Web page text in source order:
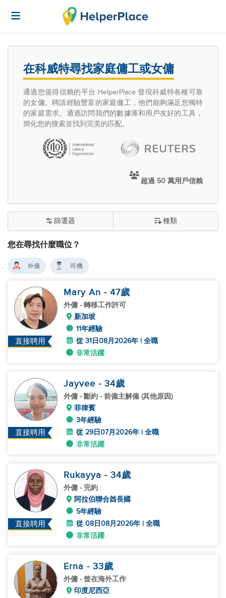
在科威特尋找家庭傭工或女傭
通過您值得信賴的平台 HelperPlace 發現科威特各種可靠
的女傭。聘請經驗豐富的家庭傭工，他們能夠滿足您獨特
的家庭需求。通過訪問我們的數據庫和用戶友好的工具，
簡化您的搜索並找到完美的匹配。
超過 50 萬用戶信賴
您在尋找什麼職位？
篩選器 種類
外傭 司機
直接聘用
Mary An - 47歲
外傭 - 轉移工作許可
新加坡
11年經驗
從 31日08月2026年 | 全職
非常活躍
直接聘用
Jayvee - 34歲
外傭 - 斷約 - 前僱主解僱 (其他原因)
菲律賓
3年經驗
從 29日07月2026年 | 全職
非常活躍
直接聘用
Rukayya - 34歲
外傭 - 完約
阿拉伯聯合酋長國
5年經驗
從 08日08月2026年 | 全職
非常活躍
Erna - 33歲
外傭 - 曾在海外工作
印度尼西亞